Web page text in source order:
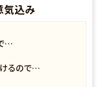
込み
…
るので…